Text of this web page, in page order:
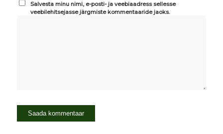
Salvesta minu nimi, e-posti- ja veebiaadress sellesse
veebilehitsejasse järgmiste kommentaaride jaoks.